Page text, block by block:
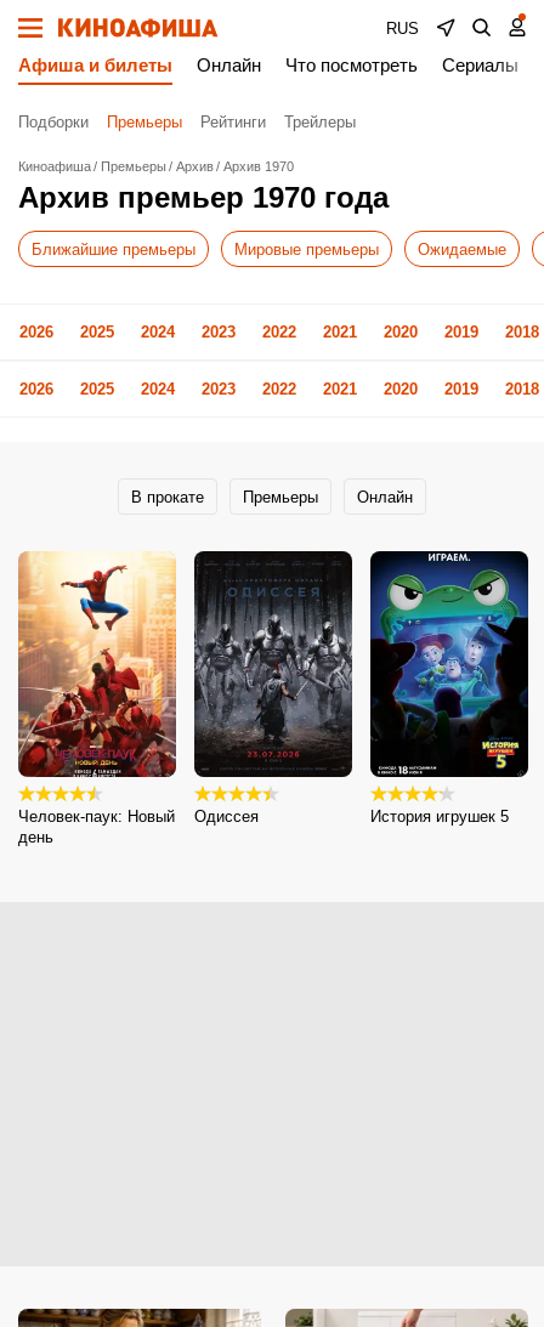
RUS
Афиша и билеты Онлайн Что посмотреть Сериалы
Подборки Премьеры Рейтинги Трейлеры
Киноафиша Премьеры Архив Архив 1970
Архив премьер 1970 года
Ближайшие премьеры Мировые премьеры Ожидаемые
2026 2025 2024 2023 2022 2021 2020 2019 2018
2026 2025 2024 2023 2022 2021 2020 2019 2018
В прокате Премьеры Онлайн
Человек-паук: Новый
день
Одиссея История игрушек 5